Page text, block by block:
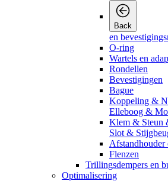
Back
en
O-ring
Wartels en
Rondellen
Bevestigingen
Bague
Koppeling &
Elleboog &
Klem &
Slot &
Afstandhouder
Flenzen
Trillingsdempers en
Optimalisering